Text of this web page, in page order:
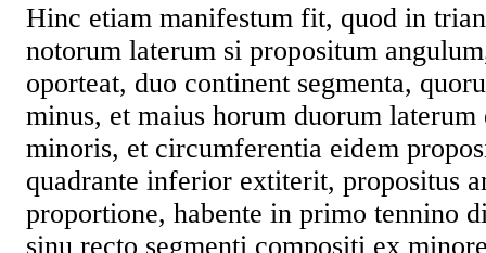
Hinc etiam manifestum fit, quod in
notorum laterum si propositum
oporteat, duo continent segmenta,
minus, et maius horum duorum
minoris, et circumferentia eidem
quadrante inferior extiterit, propositus
proportione, habente in primo tennino
sinu recto segmenti compositi ex